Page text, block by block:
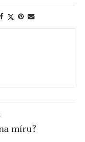
míru?